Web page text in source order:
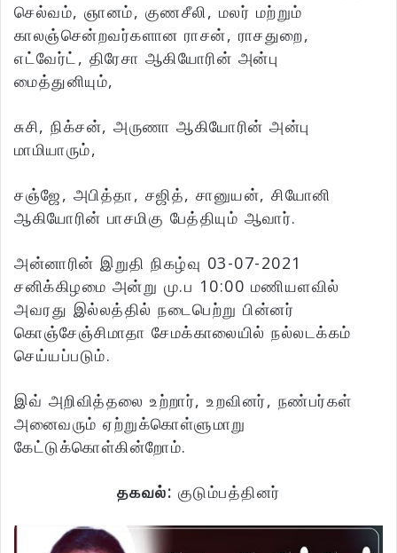
செல்வம், ஞானம், குணசீலி, மலர் மற்றும்
காலஞ்சென்றவர்களான ராசன், ராசதுறை,
எட்வேர்ட், திரேசா ஆகியோரின் அன்பு
மைத்துனியும்,
சுசி, நிக்சன், அருணா ஆகியோரின் அன்பு
மாமியாரும்,
சஞ்ஜே, அபித்தா, சஜித், சானுயன், சியோனி
ஆகியோரின் பாசமிகு பேத்தியும் ஆவார்.
அன்னாரின் இறுதி நிகழ்வு 03-07-2021
சனிக்கிழமை அன்று மு.ப 10:00 மணியளவில்
அவரது இல்லத்தில் நடைபெற்று பின்னர்
கொஞ்சேஞ்சிமாதா சேமக்காலையில் நல்லடக்கம்
செய்யப்படும்.
இவ் அறிவித்தலை உற்றார், உறவினர், நண்பர்கள்
அனைவரும் ஏற்றுக்கொள்ளுமாறு
கேட்டுக்கொள்கின்றோம்.
தகவல்: குடும்பத்தினர்